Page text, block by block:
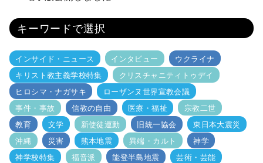
キーワードで選択
インサイド・ニュース インタビュー
ウクライナ
キリスト教主義学校特集
クリスチャニティトゥデイ
ヒロシマ・ナガサキ
ローザンヌ世界宣教会議
事件・事故
信教の自由 医療・福祉
宗教二世
教育
文学 新使徒運動 旧統一協会
東日本大震災
沖縄
災害 熊本地震 異端・カルト
神学
神学校特集
福音派 能登半島地震
芸術・芸能